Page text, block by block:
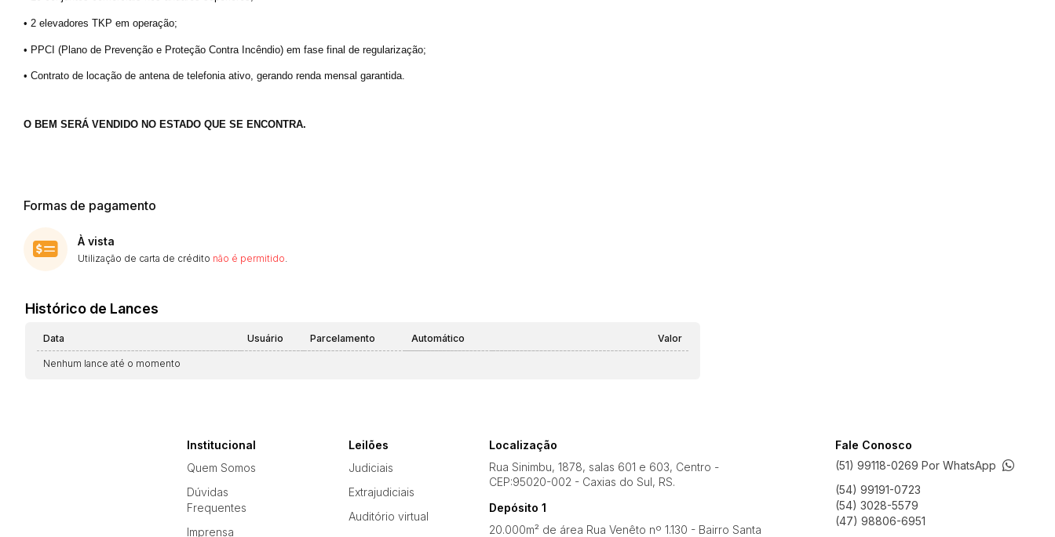
• 2 elevadores TKP em operação;
• PPCI (Plano de Prevenção e Proteção Contra Incêndio) em fase final de regularização;
• Contrato de locação de antena de telefonia ativo, gerando renda mensal garantida.
O BEM SERÁ VENDIDO NO ESTADO QUE SE ENCONTRA.
Formas de pagamento
À vista
Utilização de carta de crédito não é permitido.
Histórico de Lances
Data Usuário Parcelamento Automático Valor
Nenhum lance até o momento
Institucional
Quem Somos
Dúvidas
Frequentes
Imprensa
Leilões
Judiciais
Extrajudiciais
Auditório virtual
Localização
Rua Sinimbu, 1878, salas 601 e 603, Centro -
CEP:95020-002 - Caxias do Sul, RS.
Depósito 1
20.000m² de área Rua Venêto nº 1.130 - Bairro Santa
Fale Conosco
(51) 99118-0269 Por WhatsApp
(54) 99191-0723
(54) 3028-5579
(47) 98806-6951